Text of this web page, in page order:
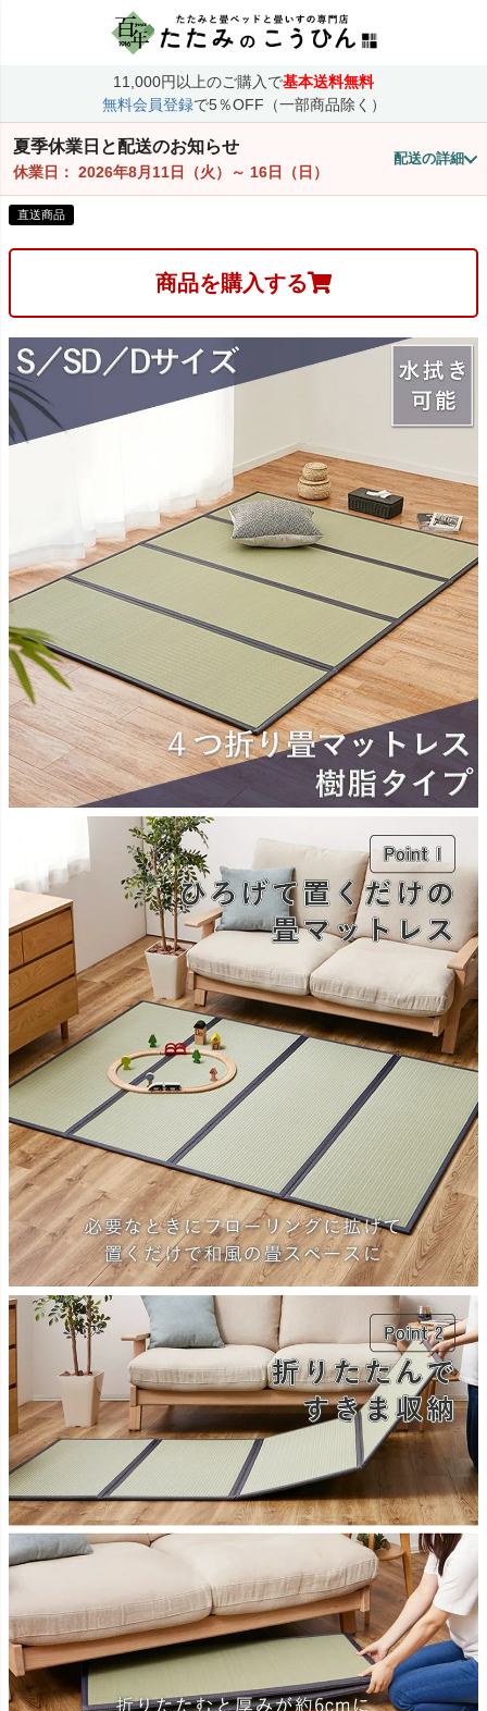
11,000円以上のご購入で基本送料無料
無料会員登録で5％OFF（一部商品除く）
夏季休業日と配送のお知らせ
休業日： 2026年8月11日（火） ～ 16日（日）
配送の詳細
直送商品
商品を購入する